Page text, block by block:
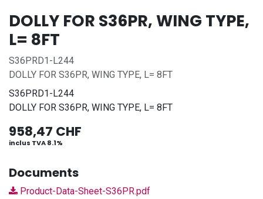
DOLLY FOR S36PR, WING TYPE,
L= 8FT
S36PRD1-L244
DOLLY FOR S36PR, WING TYPE, L= 8FT
S36PRD1-L244
DOLLY FOR S36PR, WING TYPE, L= 8FT
958,47 CHF
inclus TVA 8.1%
Documents
Product-Data-Sheet-S36PR.pdf